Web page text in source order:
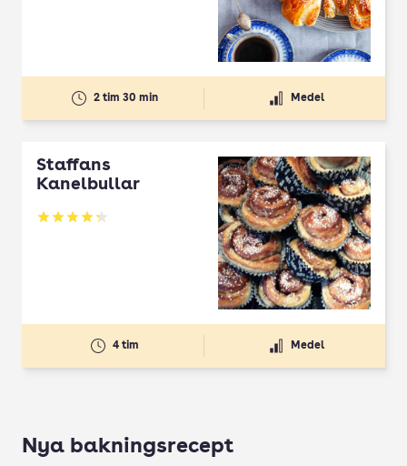
2 tim 30 min Medel
Staffans
Kanelbullar
Betyg: 4.29 av 5
4 tim Medel
Nya bakningsrecept